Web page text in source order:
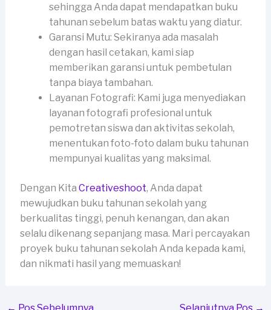
sehingga Anda dapat mendapatkan buku
tahunan sebelum batas waktu yang diatur.
Garansi Mutu: Sekiranya ada masalah
dengan hasil cetakan, kami siap
memberikan garansi untuk pembetulan
tanpa biaya tambahan.
Layanan Fotografi: Kami juga menyediakan
layanan fotografi profesional untuk
pemotretan siswa dan aktivitas sekolah,
menentukan foto-foto dalam buku tahunan
mempunyai kualitas yang maksimal.
Dengan Kita Creativeshoot, Anda dapat
mewujudkan buku tahunan sekolah yang
berkualitas tinggi, penuh kenangan, dan akan
selalu dikenang sepanjang masa. Mari percayakan
proyek buku tahunan sekolah Anda kepada kami,
dan nikmati hasil yang memuaskan!